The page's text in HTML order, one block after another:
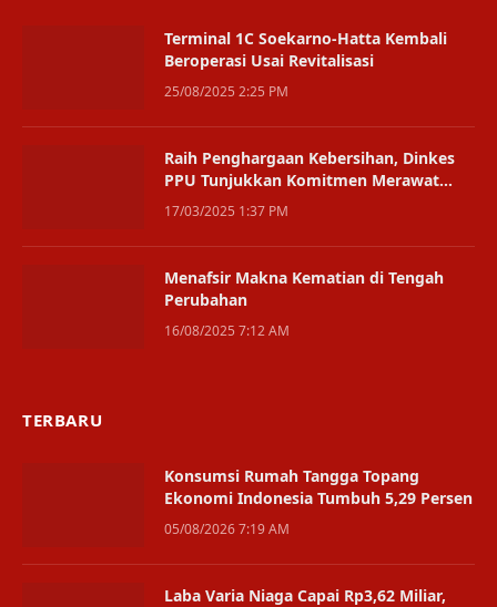
Terminal 1C Soekarno-Hatta Kembali
Beroperasi Usai Revitalisasi
25/08/2025 2:25 PM
Raih Penghargaan Kebersihan, Dinkes
PPU Tunjukkan Komitmen Merawat
Taman Kota
17/03/2025 1:37 PM
Menafsir Makna Kematian di Tengah
Perubahan
16/08/2025 7:12 AM
TERBARU
Konsumsi Rumah Tangga Topang
Ekonomi Indonesia Tumbuh 5,29 Persen
05/08/2026 7:19 AM
Laba Varia Niaga Capai Rp3,62 Miliar,